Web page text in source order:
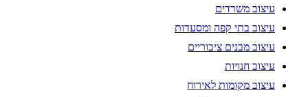
עיצוב משרדים
עיצוב בתי קפה ומסעדות
עיצוב מבנים ציבוריים
עיצוב חנויות
עיצוב מקומות לאירוח